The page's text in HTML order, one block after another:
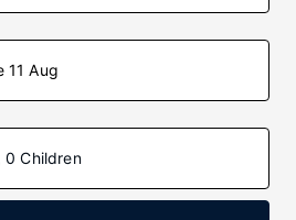
11 Aug
0 Children